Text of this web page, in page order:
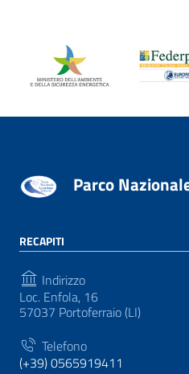
Parco
RECAPITI
Indirizzo
Loc. Enfola, 16
57037 Portoferraio (LI)
Telefono
(+39) 0565919411